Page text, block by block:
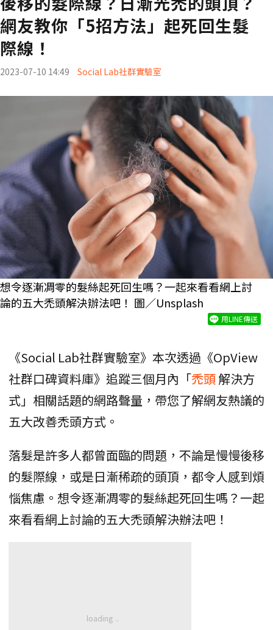
網友教你「5招方法」起死回生髮
際線！
2023-07-10 14:49 Social Lab社群實驗室
想令逐漸凋零的髮絲起死回生嗎？一起來看看網上討
論的五大禿頭解決辦法吧！ 圖／Unsplash
用LINE傳送
《Social Lab社群實驗室》本次透過《OpView
社群口碑資料庫》追蹤三個月內「禿頭解決方
式」相關話題的網路聲量，帶您了解網友熱議的
五大改善禿頭方式。
落髮是許多人都曾面臨的問題，不論是慢慢後移
的髮際線，或是日漸稀疏的頭頂，都令人感到煩
惱焦慮。想令逐漸凋零的髮絲起死回生嗎？一起
來看看網上討論的五大禿頭解決辦法吧！